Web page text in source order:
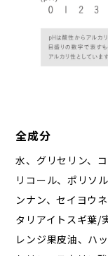
全成分
水、グリセリン、
リコール、ポリソ
ンナン、セイヨウ
タリアイトスギ葉/
レンジ果皮油、ハ